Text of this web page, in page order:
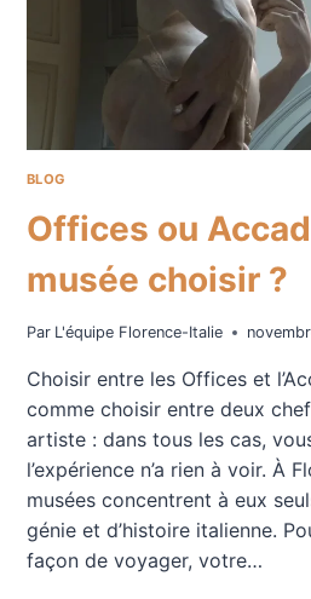
BLOG
Offices ou
musée choisir ?
Par L'équipe Florence-Italie
Choisir entre les Offices et
comme choisir entre deux
artiste : dans tous les cas,
l’expérience n’a rien à voir. À
musées concentrent à eux
génie et d’histoire italienne.
façon de voyager, votre…